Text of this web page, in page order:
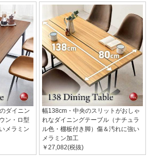
ダイニン
ン・ロ型
メラミン
幅138cm・中央のスリットがおしゃ
れなダイニングテーブル（ナチュラ
ル色・棚板付き脚）傷＆汚れに強い
メラミン加工
￥27,082(税抜)